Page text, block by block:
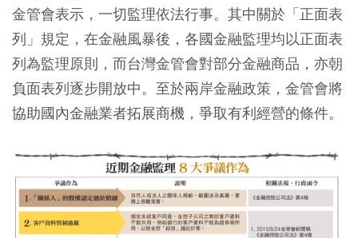
金管會表示，一切監理依法行事。其中關於「正面表
列」規定，在金融風暴後，各國金融監理均以正面表
列為監理原則，而台灣金管會對部分金融商品，亦朝
負面表列逐步開放中。至於兩岸金融政策，金管會將
協助國內金融業者拓展商機，爭取有利經營的條件。